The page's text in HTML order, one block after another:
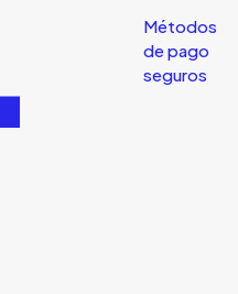
Métodos
de pago
seguros